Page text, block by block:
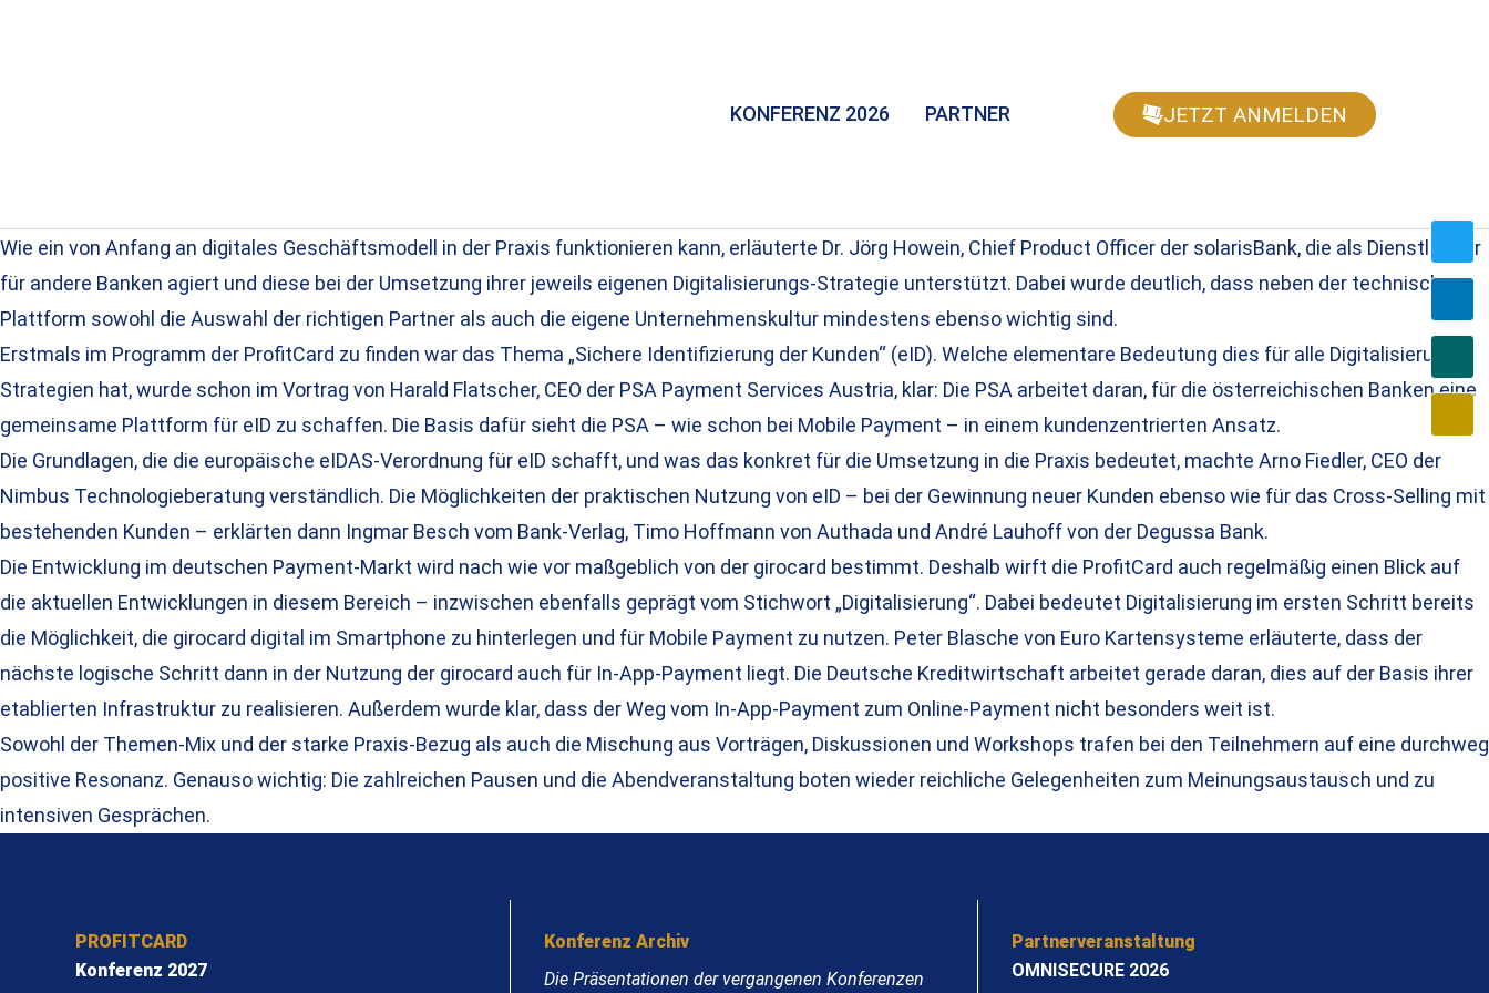
KONFERENZ 2026 PARTNER JETZT ANMELDEN
Wie ein von Anfang an digitales Geschäftsmodell in der Praxis funktionieren kann, erläuterte Dr. Jörg Howein, Chief Product Officer der solarisBank, die als Dienstleister
für andere Banken agiert und diese bei der Umsetzung ihrer jeweils eigenen Digitalisierungs-Strategie unterstützt. Dabei wurde deutlich, dass neben der technischen
Plattform sowohl die Auswahl der richtigen Partner als auch die eigene Unternehmenskultur mindestens ebenso wichtig sind.
Erstmals im Programm der ProfitCard zu finden war das Thema „Sichere Identifizierung der Kunden“ (eID). Welche elementare Bedeutung dies für alle Digitalisierungs-
Strategien hat, wurde schon im Vortrag von Harald Flatscher, CEO der PSA Payment Services Austria, klar: Die PSA arbeitet daran, für die österreichischen Banken eine
gemeinsame Plattform für eID zu schaffen. Die Basis dafür sieht die PSA – wie schon bei Mobile Payment – in einem kundenzentrierten Ansatz.
Die Grundlagen, die die europäische eIDAS-Verordnung für eID schafft, und was das konkret für die Umsetzung in die Praxis bedeutet, machte Arno Fiedler, CEO der
Nimbus Technologieberatung verständlich. Die Möglichkeiten der praktischen Nutzung von eID – bei der Gewinnung neuer Kunden ebenso wie für das Cross-Selling mit
bestehenden Kunden – erklärten dann Ingmar Besch vom Bank-Verlag, Timo Hoffmann von Authada und André Lauhoff von der Degussa Bank.
Die Entwicklung im deutschen Payment-Markt wird nach wie vor maßgeblich von der girocard bestimmt. Deshalb wirft die ProfitCard auch regelmäßig einen Blick auf
die aktuellen Entwicklungen in diesem Bereich – inzwischen ebenfalls geprägt vom Stichwort „Digitalisierung“. Dabei bedeutet Digitalisierung im ersten Schritt bereits
die Möglichkeit, die girocard digital im Smartphone zu hinterlegen und für Mobile Payment zu nutzen. Peter Blasche von Euro Kartensysteme erläuterte, dass der
nächste logische Schritt dann in der Nutzung der girocard auch für In-App-Payment liegt. Die Deutsche Kreditwirtschaft arbeitet gerade daran, dies auf der Basis ihrer
etablierten Infrastruktur zu realisieren. Außerdem wurde klar, dass der Weg vom In-App-Payment zum Online-Payment nicht besonders weit ist.
Sowohl der Themen-Mix und der starke Praxis-Bezug als auch die Mischung aus Vorträgen, Diskussionen und Workshops trafen bei den Teilnehmern auf eine durchweg
positive Resonanz. Genauso wichtig: Die zahlreichen Pausen und die Abendveranstaltung boten wieder reichliche Gelegenheiten zum Meinungsaustausch und zu
intensiven Gesprächen.
PROFITCARD
Konferenz 2027
Konferenz Archiv
Die Präsentationen der vergangenen Konferenzen
Partnerveranstaltung
OMNISECURE 2026